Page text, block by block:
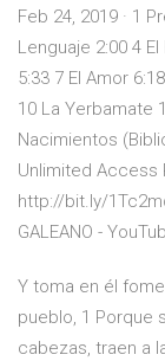
Feb 24, 2019 · 1
Lenguaje 2:00 4
5:33 7 El Amor
10 La Yerbamate
Nacimientos
Unlimited Access
http://bit.ly/
GALEANO -
Y toma en él
pueblo, 1 Porque
cabezas, traen a